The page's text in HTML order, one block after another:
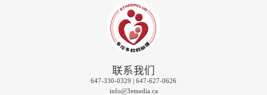
联系我们
647-330-0329 | 647-627-0626
info@3emedia.ca